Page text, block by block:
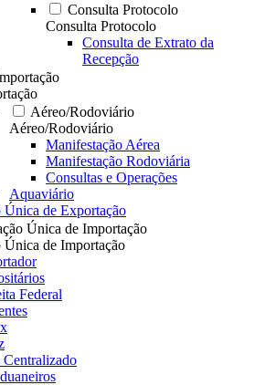
Consulta Protocolo
Consulta Protocolo
Consulta de Extrato da
Recepção
Aéreo/Rodoviário
Aéreo/Rodoviário
Manifestação Aérea
Manifestação Rodoviária
Consultas e Operações
Aquaviário
Única de Exportação
Única de Importação
Única de Importação
Federal
Centralizado